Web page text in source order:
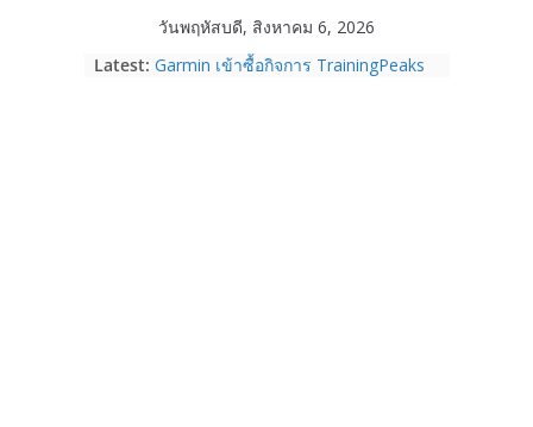
วันพฤหัสบดี, สิงหาคม 6, 2026
Latest: Garmin เข้าซื้อกิจการ TrainingPeaks